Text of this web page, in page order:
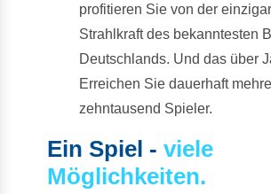
profitieren Sie von der
Strahlkraft des bekanntesten
Deutschlands. Und das über
Erreichen Sie dauerhaft
zehntausend Spieler.
Ein Spiel -viele
Möglichkeiten.